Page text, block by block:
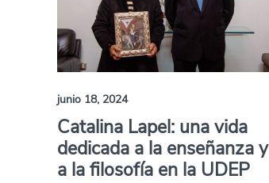
junio 18, 2024
Catalina Lapel: una vida
dedicada a la enseñanza y
a la filosofía en la UDEP